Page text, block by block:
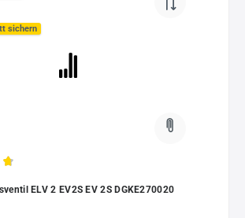
sichern
ELV 2 EV2S EV 2S DGKE270020